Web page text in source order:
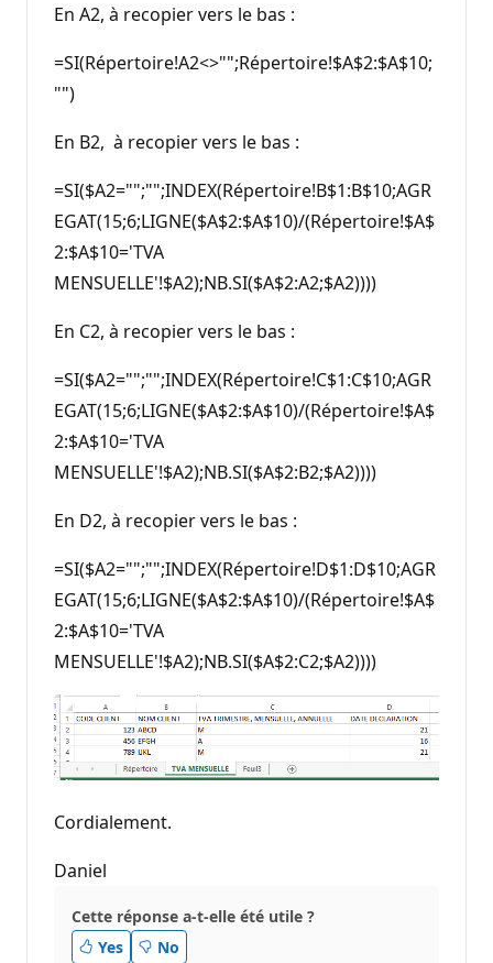
En A2, à recopier vers le bas :
=SI(Répertoire!A2<>"";Répertoire!$A$2:$A$10;
"")
En B2, à recopier vers le bas :
=SI($A2="";"";INDEX(Répertoire!B$1:B$10;AGR
EGAT(15;6;LIGNE($A$2:$A$10)/(Répertoire!$A$
2:$A$10='TVA
MENSUELLE'!$A2);NB.SI($A$2:A2;$A2))))
En C2, à recopier vers le bas :
=SI($A2="";"";INDEX(Répertoire!C$1:C$10;AGR
EGAT(15;6;LIGNE($A$2:$A$10)/(Répertoire!$A$
2:$A$10='TVA
MENSUELLE'!$A2);NB.SI($A$2:B2;$A2))))
En D2, à recopier vers le bas :
=SI($A2="";"";INDEX(Répertoire!D$1:D$10;AGR
EGAT(15;6;LIGNE($A$2:$A$10)/(Répertoire!$A$
2:$A$10='TVA
MENSUELLE'!$A2);NB.SI($A$2:C2;$A2))))
Cordialement.
Daniel
Cette réponse a-t-elle été utile ?
Yes
No